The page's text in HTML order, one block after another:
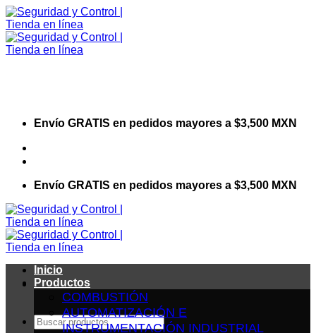
Saltar
al
contenido
Envío GRATIS en pedidos mayores a $3,500 MXN
Envío GRATIS en pedidos mayores a $3,500 MXN
Buscar
Inicio
Productos
COMBUSTIÓN
AUTOMATIZACIÓN E
INSTRUMENTACIÓN INDUSTRIAL